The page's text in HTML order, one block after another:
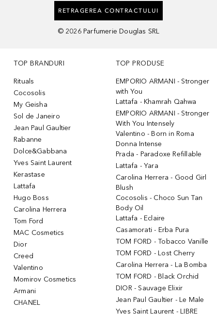
RETRAGEREA CONTRACTULUI
© 2026 Parfumerie Douglas SRL
TOP BRANDURI
Rituals
Cocosolis
My Geisha
Sol de Janeiro
Jean Paul Gaultier
Rabanne
Dolce&Gabbana
Yves Saint Laurent
Kerastase
Lattafa
Hugo Boss
Carolina Herrera
Tom Ford
MAC Cosmetics
Dior
Creed
Valentino
Momirov Cosmetics
Armani
CHANEL
TOP PRODUSE
EMPORIO ARMANI - Stronger
with You
Lattafa - Khamrah Qahwa
EMPORIO ARMANI - Stronger
With You Intensely
Valentino - Born in Roma
Donna Intense
Prada - Paradoxe Refillable
Lattafa - Yara
Carolina Herrera - Good Girl
Blush
Cocosolis - Choco Sun Tan
Body Oil
Lattafa - Eclaire
Casamorati - Erba Pura
TOM FORD - Tobacco Vanille
TOM FORD - Lost Cherry
Carolina Herrera - La Bomba
TOM FORD - Black Orchid
DIOR - Sauvage Elixir
Jean Paul Gaultier - Le Male
Yves Saint Laurent - LIBRE